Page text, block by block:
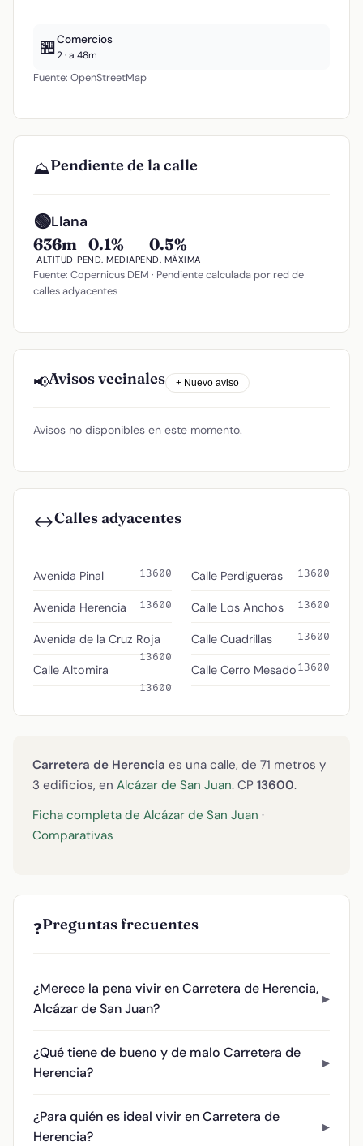
🏪Comercios
2 · a 48m
Fuente: OpenStreetMap
⛰️Pendiente de la calle
🟢Llana
636m
ALTITUD
0.1%
PEND. MEDIA
0.5%
PEND. MÁXIMA
Fuente: Copernicus DEM · Pendiente calculada por red de
calles adyacentes
📢Avisos vecinales + Nuevo aviso
Avisos no disponibles en este momento.
↔️Calles adyacentes
Avenida Pinal 13600
Avenida Herencia 13600
Avenida de la Cruz Roja
13600
Calle Altomira
13600
Calle Perdigueras 13600
Calle Los Anchos 13600
Calle Cuadrillas 13600
Calle Cerro Mesado13600
Carretera de Herencia es una calle, de 71 metros y
3 edificios, en Alcázar de San Juan. CP 13600.
Ficha completa de Alcázar de San Juan ·
Comparativas
❓Preguntas frecuentes
¿Merece la pena vivir en Carretera de Herencia,
Alcázar de San Juan?
¿Qué tiene de bueno y de malo Carretera de
Herencia?
¿Para quién es ideal vivir en Carretera de
Herencia?